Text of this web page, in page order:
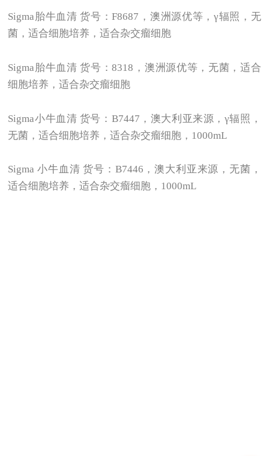
Sigma 胎牛血清 货号：F8687，澳洲源优等，γ辐照，无
菌，适合细胞培养，适合杂交瘤细胞
Sigma胎牛血清 货号：8318，澳洲源优等，无菌，适合
细胞培养，适合杂交瘤细胞
Sigma小牛血清 货号：B7447，澳大利亚来源，γ辐照，
无菌，适合细胞培养，适合杂交瘤细胞，1000mL
Sigma 小牛血清 货号：B7446，澳大利亚来源，无菌，
适合细胞培养，适合杂交瘤细胞，1000mL